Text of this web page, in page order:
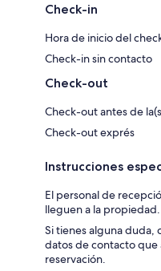
Check-in
Hora de inicio del
Check-in sin contacto
Check-out
Check-out antes de
Check-out exprés
Instrucciones
El personal de
lleguen a la propiedad.
Si tienes alguna duda,
datos de contacto que
reservación.